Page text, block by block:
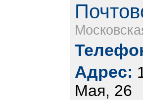
Адрес:
Мая, 26